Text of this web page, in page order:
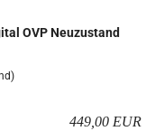
OVP Neu­zu­stand
449,00 EUR